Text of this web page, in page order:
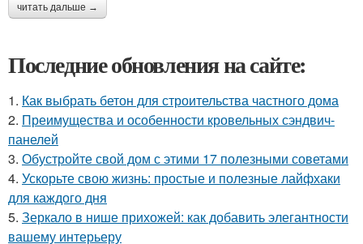
читать дальше →
Последние обновления на сайте:
1. Как выбрать бетон для строительства частного дома
2. Преимущества и особенности кровельных сэндвич-
панелей
3. Обустройте свой дом с этими 17 полезными советами
4. Ускорьте свою жизнь: простые и полезные лайфхаки
для каждого дня
5. Зеркало в нише прихожей: как добавить элегантности
вашему интерьеру